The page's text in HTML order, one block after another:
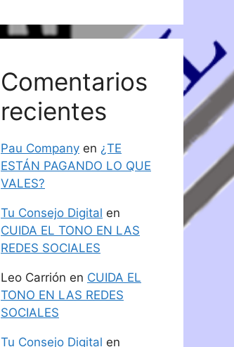
Comentarios
recientes
Pau Company en ¿TE
ESTÁN PAGANDO LO QUE
VALES?
Tu Consejo Digital en
CUIDA EL TONO EN LAS
REDES SOCIALES
Leo Carrión en CUIDA EL
TONO EN LAS REDES
SOCIALES
Tu Consejo Digital en